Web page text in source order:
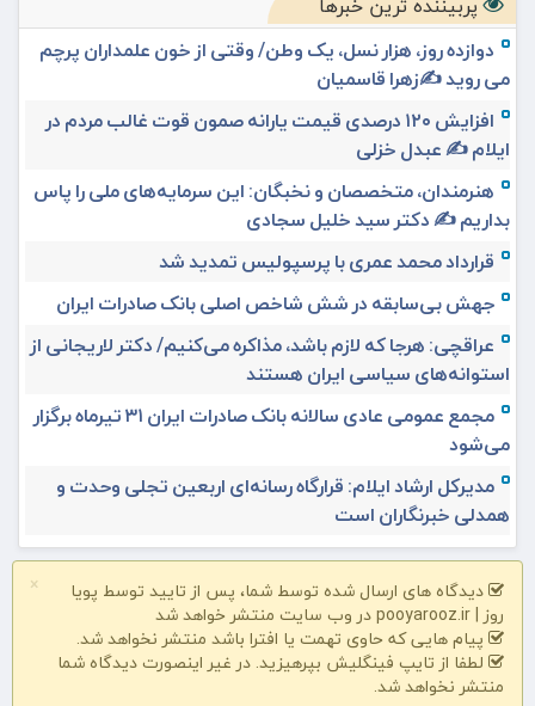
دوازده روز، هزار نسل، یک وطن/ وقتی از خون علمداران پرچم
می روید ✍️زهرا قاسمیان
افزایش ۱۲۰ درصدی قیمت یارانه صمون قوت غالب مردم در
ایلام ✍️ عبدل خزلی
هنرمندان، متخصصان و نخبگان: این سرمایه‌های ملی را پاس
بداریم ✍️ دکتر سید خلیل سجادی
قرارداد محمد عمری با پرسپولیس تمدید شد
جهش بی‌سابقه در شش شاخص اصلی بانک صادرات ایران
عراقچی: هرجا که لازم باشد، مذاکره می‌کنیم/ دکتر لاریجانی از
استوانه‌های سیاسی ایران هستند
مجمع عمومی عادی سالانه بانک صادرات ایران ۳۱ تیرماه برگزار
می‌شود
مدیرکل ارشاد ایلام: قرارگاه رسانه‌ای اربعین تجلی وحدت و
همدلی خبرنگاران است
×
دیدگاه های ارسال شده توسط شما، پس از تایید توسط پویا
روز | pooyarooz.ir در وب سایت منتشر خواهد شد
پیام هایی که حاوی تهمت یا افترا باشد منتشر نخواهد شد.
لطفا از تایپ فینگلیش بپرهیزید. در غیر اینصورت دیدگاه شما
منتشر نخواهد شد.